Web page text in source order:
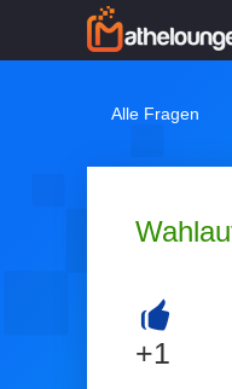
Alle Fragen
+
+1